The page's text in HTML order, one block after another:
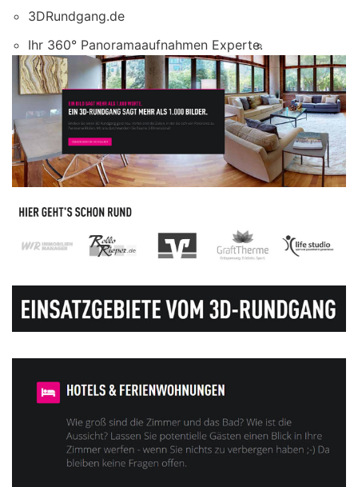
3DRundgang.de
Ihr 360° Panoramaaufnahmen Experte.